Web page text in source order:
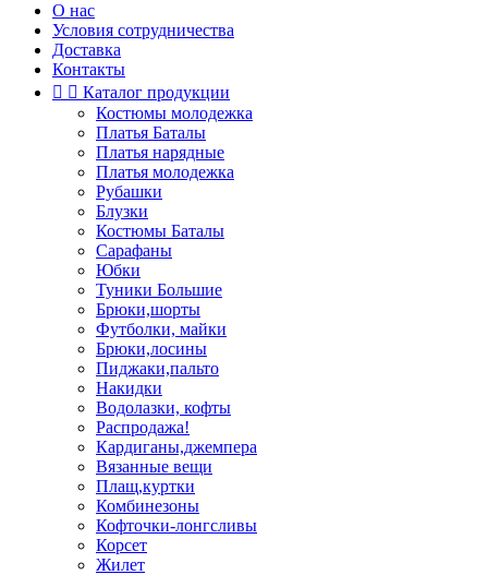
О нас
Условия сотрудничества
Доставка
Контакты
  Каталог продукции
Костюмы молодежка
Платья Баталы
Платья нарядные
Платья молодежка
Рубашки
Блузки
Костюмы Баталы
Сарафаны
Юбки
Туники Большие
Брюки,шорты
Футболки, майки
Брюки,лосины
Пиджаки,пальто
Накидки
Водолазки, кофты
Распродажа!
Кардиганы,джемпера
Вязанные вещи
Плащ,куртки
Комбинезоны
Кофточки-лонгсливы
Корсет
Жилет